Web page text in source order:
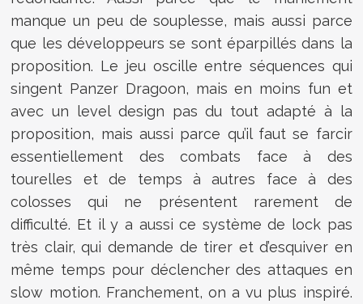
manque un peu de souplesse, mais aussi parce
que les développeurs se sont éparpillés dans la
proposition. Le jeu oscille entre séquences qui
singent Panzer Dragoon, mais en moins fun et
avec un level design pas du tout adapté à la
proposition, mais aussi parce qu’il faut se farcir
essentiellement des combats face à des
tourelles et de temps à autres face à des
colosses qui ne présentent rarement de
difficulté. Et il y a aussi ce système de lock pas
très clair, qui demande de tirer et d’esquiver en
même temps pour déclencher des attaques en
slow motion. Franchement, on a vu plus inspiré.